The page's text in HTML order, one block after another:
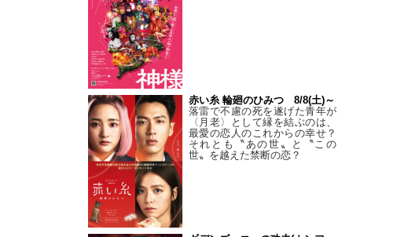
赤い糸 輪廻のひみつ 8/8(土)～
落雷で不慮の死を遂げた青年が
〈月老〉として縁を結ぶのは、
最愛の恋人のこれからの幸せ？
それとも〝あの世〟と〝この
世〟を越えた禁断の恋？